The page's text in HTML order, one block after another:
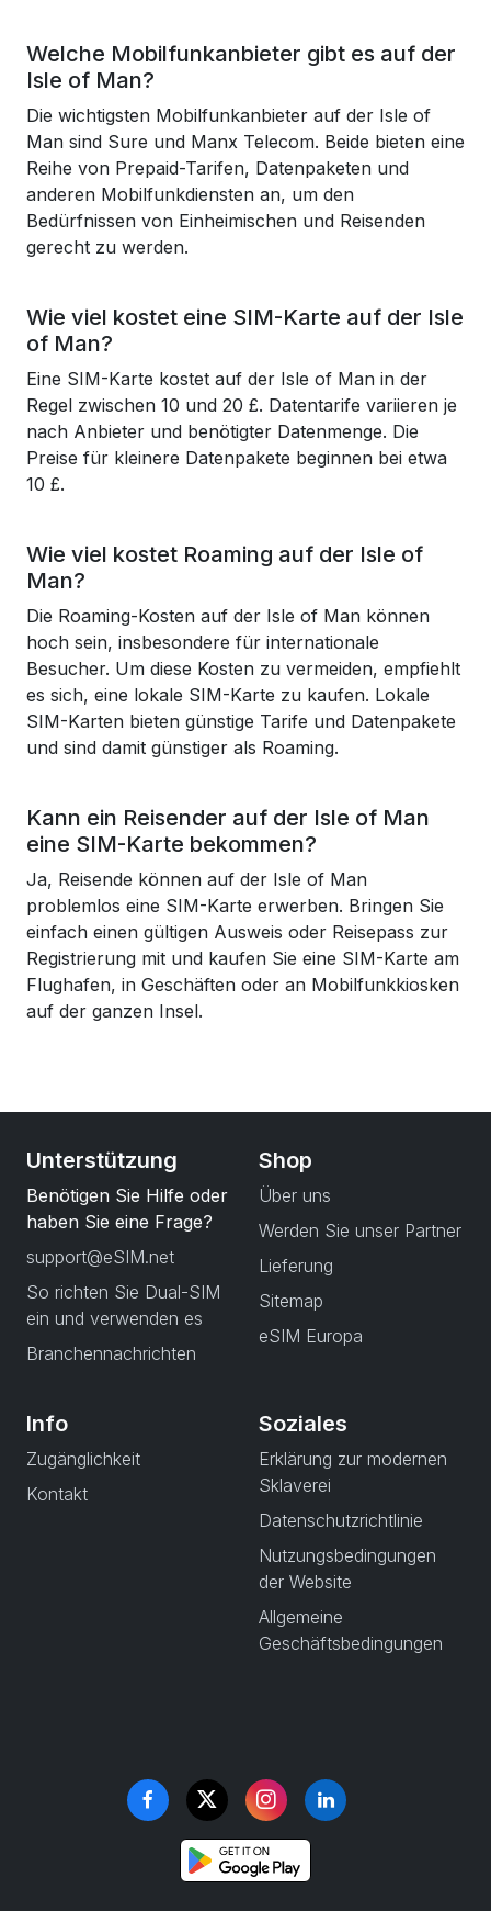
Welche Mobilfunkanbieter gibt es auf der
Isle of Man?
Die wichtigsten Mobilfunkanbieter auf der Isle of
Man sind Sure und Manx Telecom. Beide bieten eine
Reihe von Prepaid-Tarifen, Datenpaketen und
anderen Mobilfunkdiensten an, um den
Bedürfnissen von Einheimischen und Reisenden
gerecht zu werden.
Wie viel kostet eine SIM-Karte auf der Isle
of Man?
Eine SIM-Karte kostet auf der Isle of Man in der
Regel zwischen 10 und 20 £. Datentarife variieren je
nach Anbieter und benötigter Datenmenge. Die
Preise für kleinere Datenpakete beginnen bei etwa
10 £.
Wie viel kostet Roaming auf der Isle of
Man?
Die Roaming-Kosten auf der Isle of Man können
hoch sein, insbesondere für internationale
Besucher. Um diese Kosten zu vermeiden, empfiehlt
es sich, eine lokale SIM-Karte zu kaufen. Lokale
SIM-Karten bieten günstige Tarife und Datenpakete
und sind damit günstiger als Roaming.
Kann ein Reisender auf der Isle of Man
eine SIM-Karte bekommen?
Ja, Reisende können auf der Isle of Man
problemlos eine SIM-Karte erwerben. Bringen Sie
einfach einen gültigen Ausweis oder Reisepass zur
Registrierung mit und kaufen Sie eine SIM-Karte am
Flughafen, in Geschäften oder an Mobilfunkkiosken
auf der ganzen Insel.
Unterstützung
Benötigen Sie Hilfe oder
haben Sie eine Frage?
support@eSIM.net
So richten Sie Dual-SIM
ein und verwenden es
Branchennachrichten
Shop
Über uns
Werden Sie unser Partner
Lieferung
Sitemap
eSIM Europa
Info
Zugänglichkeit
Kontakt
Soziales
Erklärung zur modernen
Sklaverei
Datenschutzrichtlinie
Nutzungsbedingungen
der Website
Allgemeine
Geschäftsbedingungen